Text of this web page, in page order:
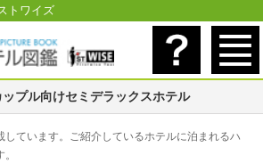
トワイズ
プル向けセミデラックスホテル
しています。ご紹介しているホテルに泊まれるハ